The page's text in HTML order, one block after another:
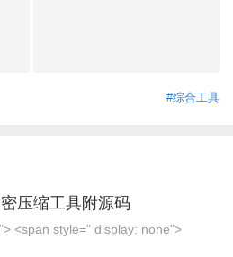
#综合工具
压缩工具附源码
<span style=" display: none">